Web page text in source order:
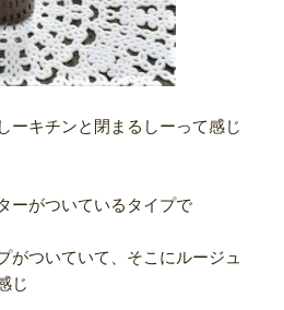
ーキチンと閉まるしーって感じ
ーがついているタイプで
がついていて、そこにルージュ
じ